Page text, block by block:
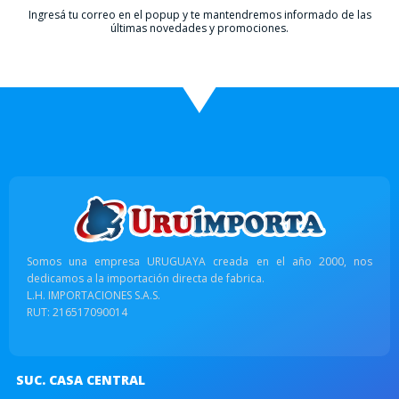
Ingresá tu correo en el popup y te mantendremos informado de las
últimas novedades y promociones.
Somos una empresa URUGUAYA creada en el año 2000, nos
dedicamos a la importación directa de fabrica.
L.H. IMPORTACIONES S.A.S.
RUT: 216517090014
SUC. CASA CENTRAL